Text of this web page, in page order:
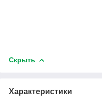
Скрыть
Характеристики